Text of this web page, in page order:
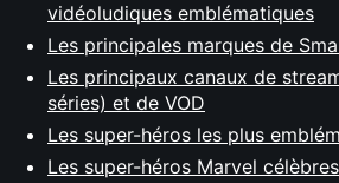
vidéoludiques emblématiques
Les principales marques de
Les principaux canaux de
séries) et de VOD
Les super-héros les plus
Les super-héros Marvel